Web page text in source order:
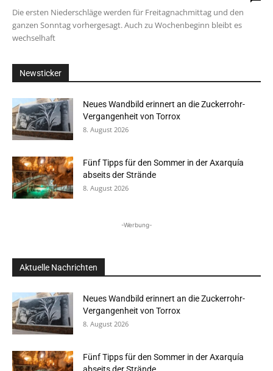
Die ersten Niederschläge werden für Freitagnachmittag und den
ganzen Sonntag vorhergesagt. Auch zu Wochenbeginn bleibt es
wechselhaft
Newsticker
Neues Wandbild erinnert an die Zuckerrohr-
Vergangenheit von Torrox
8. August 2026
Fünf Tipps für den Sommer in der Axarquía
abseits der Strände
8. August 2026
-Werbung-
Aktuelle Nachrichten
Neues Wandbild erinnert an die Zuckerrohr-
Vergangenheit von Torrox
8. August 2026
Fünf Tipps für den Sommer in der Axarquía